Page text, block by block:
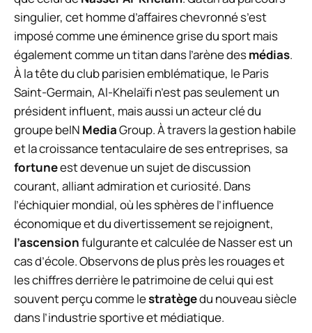
singulier, cet homme d’affaires chevronné s’est
imposé comme une éminence grise du sport mais
également comme un titan dans l’arène desmédias.
À la tête du club parisien emblématique, le Paris
Saint-Germain, Al-Khelaïfi n’est pas seulement un
président influent, mais aussi un acteur clé du
groupe beIN MediaGroup. À travers la gestion habile
et la croissance tentaculaire de ses entreprises, sa
fortuneest devenue un sujet de discussion
courant, alliant admiration et curiosité. Dans
l’échiquier mondial, où les sphères de l’influence
économique et du divertissement se rejoignent,
l’ascensionfulgurante et calculée de Nasser est un
cas d’école. Observons de plus près les rouages et
les chiffres derrière le patrimoine de celui qui est
souvent perçu comme lestratègedu nouveau siècle
dans l’industrie sportive et médiatique.